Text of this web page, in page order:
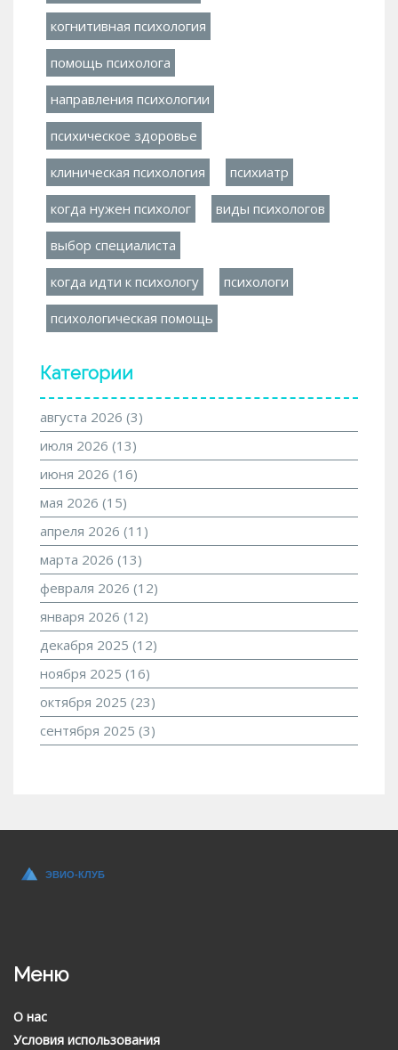
когнитивная психология
помощь психолога
направления психологии
психическое здоровье
клиническая психология психиатр
когда нужен психолог виды психологов
выбор специалиста
когда идти к психологу психологи
психологическая помощь
Категории
августа 2026 (3)
июля 2026 (13)
июня 2026 (16)
мая 2026 (15)
апреля 2026 (11)
марта 2026 (13)
февраля 2026 (12)
января 2026 (12)
декабря 2025 (12)
ноября 2025 (16)
октября 2025 (23)
сентября 2025 (3)
Меню
О нас
Условия использования